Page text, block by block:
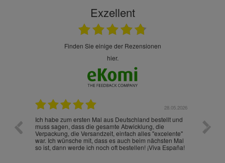
Exzellent
finden Sie einige der Rezensionen
hier.
28.05.2026
Ich habe zum ersten Mal aus Deutschland bestellt und
muss sagen, dass die gesamte Abwicklung, die
Verpackung, die Versandzeit, einfach alles "excelente"
war. Ich wünsche mit, dass es auch beim nächsten Mal
so ist, dann werde ich noch oft bestellen! ¡Viva España!
Die
gut
ist